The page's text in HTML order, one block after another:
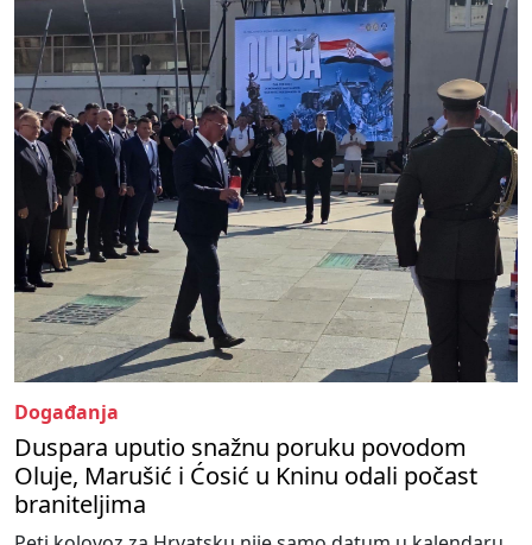
Događanja
Duspara uputio snažnu poruku povodom
Oluje, Marušić i Ćosić u Kninu odali počast
braniteljima